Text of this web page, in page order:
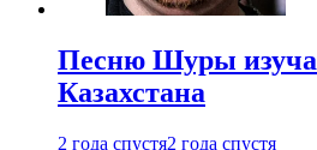
Песню Шуры
Казахстана
2 года спустя2 года спустя